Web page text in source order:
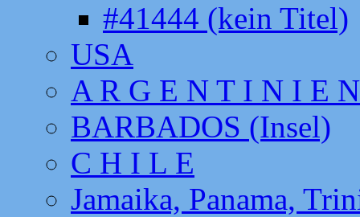
#41444 (kein Titel)
USA
A R G E N T I N I E N
BARBADOS (Insel)
C H I L E
Jamaika, Panama,